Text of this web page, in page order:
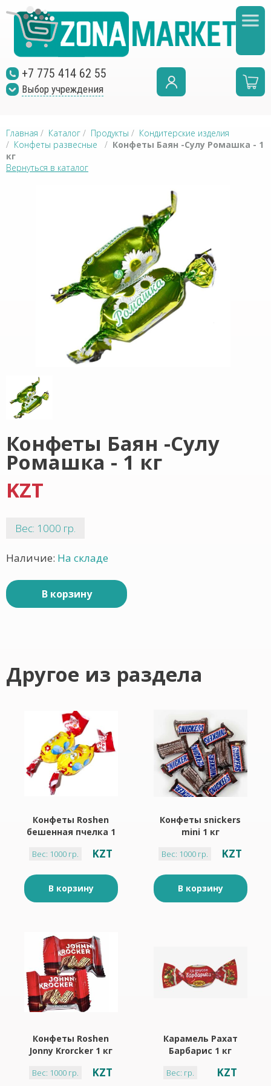
+7 775 414 62 55
Выбор учреждения
Главная / Каталог / Продукты / Кондитерские изделия
/ Конфеты развесные / Конфеты Баян -Сулу Ромашка - 1
кг
Вернуться в каталог
Конфеты Баян -Сулу
Ромашка - 1 кг
KZT
Вес: 1000 гр.
Наличие: На складе
В корзину
Другое из раздела
Конфеты Roshen
бешенная пчелка 1
Вес: 1000 гр. KZT
В корзину
Конфеты snickers
mini 1 кг
Вес: 1000 гр. KZT
В корзину
Конфеты Roshen
Jonny Krorcker 1 кг
Вес: 1000 гр. KZT
Карамель Рахат
Барбарис 1 кг
Вес: гр. KZT